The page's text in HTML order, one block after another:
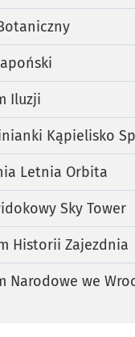
Iluzji
Kąpielisko
Letnia Orbita
Sky Tower
Historii Zajezdnia
Narodowe we